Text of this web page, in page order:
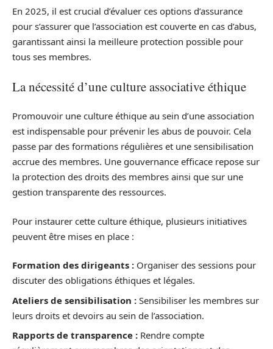
En 2025, il est crucial d’évaluer ces options d’assurance
pour s’assurer que l’association est couverte en cas d’abus,
garantissant ainsi la meilleure protection possible pour
tous ses membres.
La nécessité d’une culture associative éthique
Promouvoir une culture éthique au sein d’une association
est indispensable pour prévenir les abus de pouvoir. Cela
passe par des formations régulières et une sensibilisation
accrue des membres. Une gouvernance efficace repose sur
la protection des droits des membres ainsi que sur une
gestion transparente des ressources.
Pour instaurer cette culture éthique, plusieurs initiatives
peuvent être mises en place :
Formation des dirigeants : Organiser des sessions pour
discuter des obligations éthiques et légales.
Ateliers de sensibilisation : Sensibiliser les membres sur
leurs droits et devoirs au sein de l’association.
Rapports de transparence : Rendre compte